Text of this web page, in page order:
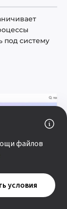
под систему
файлов
условия